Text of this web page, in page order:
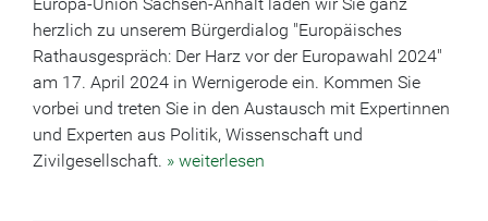
herzlich zu unserem Bürgerdialog "Europäisches
Rathausgespräch: Der Harz vor der Europawahl 2024"
am 17. April 2024 in Wernigerode ein. Kommen Sie
vorbei und treten Sie in den Austausch mit Expertinnen
und Experten aus Politik, Wissenschaft und
Zivilgesellschaft. » weiterlesen